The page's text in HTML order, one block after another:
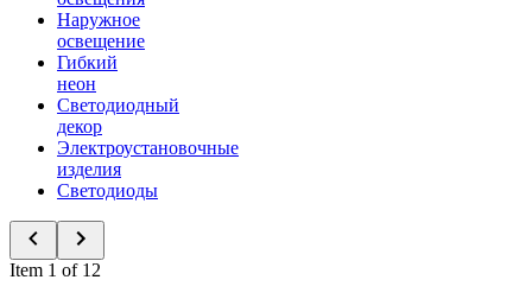
Наружное
освещение
Гибкий
неон
Светодиодный
декор
Электроустановочные
изделия
Светодиоды
Item 1 of 12